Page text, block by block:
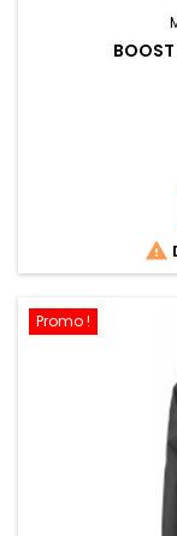

Promo !